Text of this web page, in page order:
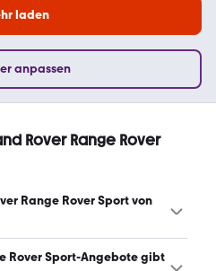
laden
anpassen
Rover Range Rover
Range Rover Sport von
Rover Range Rover Sport
Rover Sport-Angebote gibt